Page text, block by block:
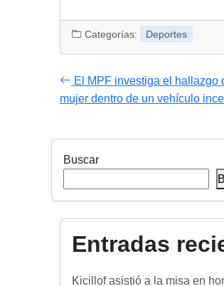
Categorías: Deportes
El MPF investiga el hallazgo
mujer dentro de un vehículo
Buscar
Entradas
Kicillof asistió a la misa en